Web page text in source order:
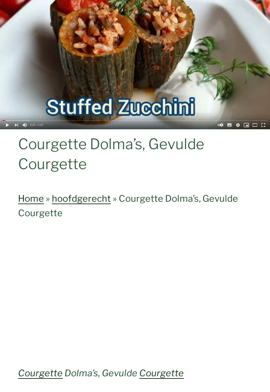
Courgette Dolma’s, Gevulde
Courgette
Home » hoofdgerecht » Courgette Dolma’s, Gevulde
Courgette
Courgette Dolma’s, Gevulde Courgette